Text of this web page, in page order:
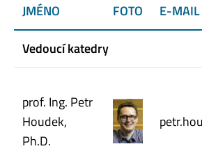
JMÉNO FOTO
E-MAIL
Vedoucí katedry
prof. Ing. Petr
Houdek,
Ph.D.